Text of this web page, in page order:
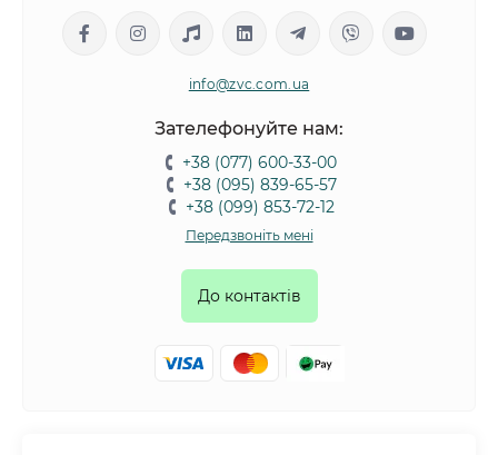
info@zvc.com.ua
Зателефонуйте нам:
+38 (077) 600-33-00
+38 (095) 839-65-57
+38 (099) 853-72-12
Передзвоніть мені
До контактів